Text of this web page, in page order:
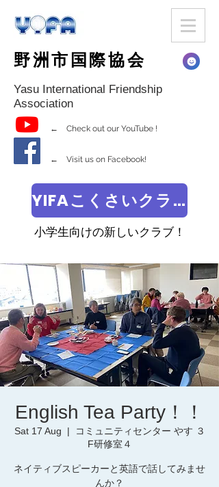
野洲市国際協会
Yasu International Friendship
Association
← Check out our YouTube !
← Visit us on Facebook!
YIFAこくさいクラブ
小学生向けの新しいクラブ！
English Tea Party！！
Sat 17 Aug
  |
コミュニティセンター やす ３
F研修室４
ネイティブスピーカーと英語で話してみませ
んか？